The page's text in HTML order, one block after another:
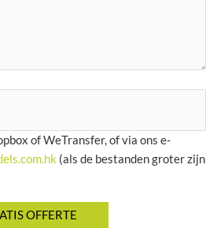
of WeTransfer, of via ons e-
(als de bestanden groter zijn